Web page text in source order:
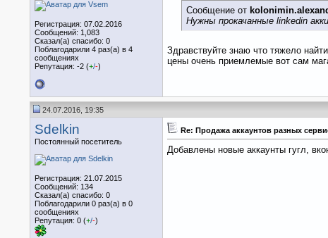
Регистрация: 07.02.2016
Сообщений: 1,083
Сказал(а) спасибо: 0
Поблагодарили 4 раз(а) в 4
сообщениях
Репутация: -2 (+/-)
Сообщение от
Нужны прокачанные linkedin
Здравствуйте знаю что тяжело
цены очень приемлемые вот сам
24.07.2016, 19:35
Sdelkin
Постоянный посетитель
Регистрация: 21.07.2015
Сообщений: 134
Сказал(а) спасибо: 0
Поблагодарили 0 раз(а) в 0
сообщениях
Репутация: 0 (+/-)
Re: Продажа аккаунтов разных
Добавлены новые аккаунты гугл,